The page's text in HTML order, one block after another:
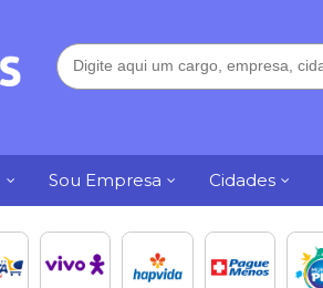
Sou Empresa Cidades